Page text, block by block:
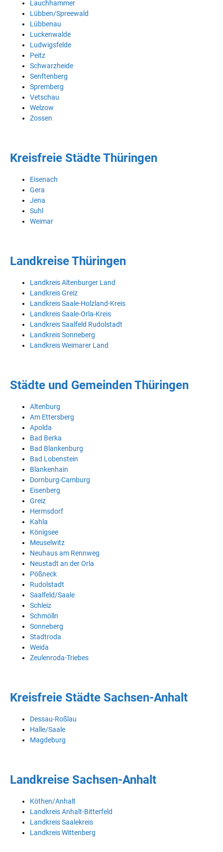
Lauchhammer
Lübben/Spreewald
Lübbenau
Luckenwalde
Ludwigsfelde
Peitz
Schwarzheide
Senftenberg
Spremberg
Vetschau
Welzow
Zossen
Kreisfreie Städte Thüringen
Eisenach
Gera
Jena
Suhl
Weimar
Landkreise Thüringen
Landkreis Altenburger Land
Landkreis Greiz
Landkreis Saale-Holzland-Kreis
Landkreis Saale-Orla-Kreis
Landkreis Saalfeld Rudolstadt
Landkreis Sonneberg
Landkreis Weimarer Land
Städte und Gemeinden Thüringen
Altenburg
Am Ettersberg
Apolda
Bad Berka
Bad Blankenburg
Bad Lobenstein
Blankenhain
Dornburg-Camburg
Eisenberg
Greiz
Hermsdorf
Kahla
Königsee
Meuselwitz
Neuhaus am Rennweg
Neustadt an der Orla
Pößneck
Rudolstadt
Saalfeld/Saale
Schleiz
Schmölln
Sonneberg
Stadtroda
Weida
Zeulenroda-Triebes
Kreisfreie Städte Sachsen-Anhalt
Dessau-Roßlau
Halle/Saale
Magdeburg
Landkreise Sachsen-Anhalt
Köthen/Anhalt
Landkreis Anhalt-Bitterfeld
Landkreis Saalekreis
Landkreis Wittenberg